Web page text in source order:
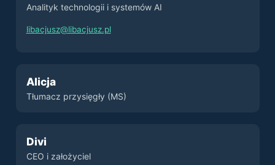
Analityk technologii i systemów AI
libacjusz@libacjusz.pl
Alicja
Tłumacz przysięgły (MS)
Divi
CEO i założyciel